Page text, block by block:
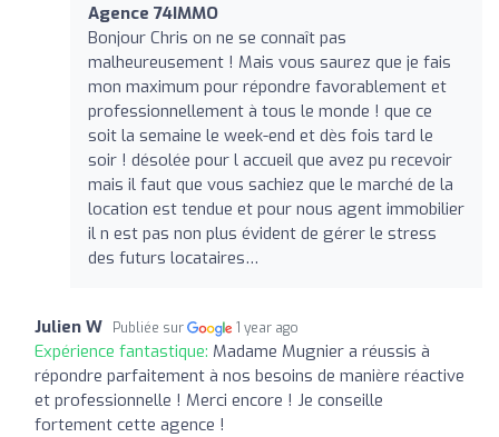
Agence 74IMMO
Bonjour Chris on ne se connaît pas
malheureusement ! Mais vous saurez que je fais
mon maximum pour répondre favorablement et
professionnellement à tous le monde ! que ce
soit la semaine le week-end et dès fois tard le
soir ! désolée pour l accueil que avez pu recevoir
mais il faut que vous sachiez que le marché de la
location est tendue et pour nous agent immobilier
il n est pas non plus évident de gérer le stress
des futurs locataires…
Julien W Publiée sur 1 year ago
Expérience fantastique: Madame Mugnier a réussis à
répondre parfaitement à nos besoins de manière réactive
et professionnelle ! Merci encore ! Je conseille
fortement cette agence !